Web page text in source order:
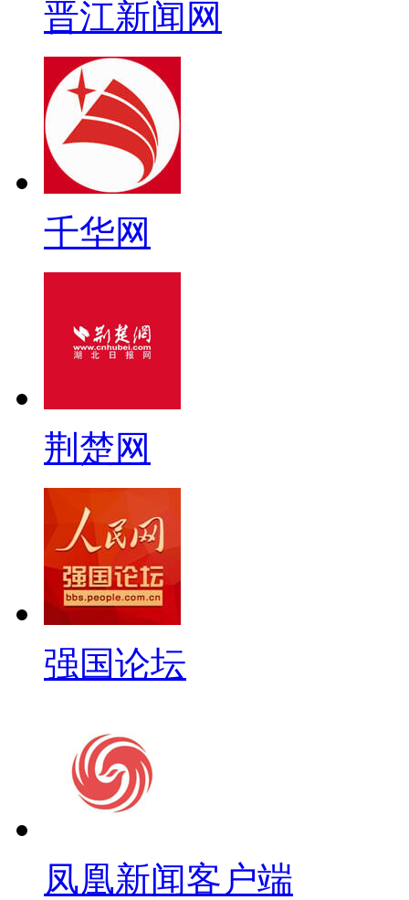
晋江新闻网
千华网
荆楚网
强国论坛
凤凰新闻客户端